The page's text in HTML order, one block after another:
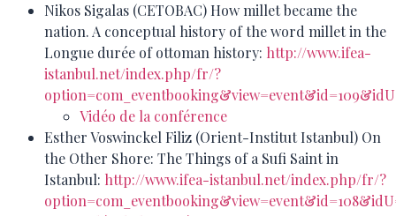
Nikos Sigalas (CETOBAC) How millet became the
nation. A conceptual history of the word millet in the
Longue durée of ottoman history: http://www.ifea-
istanbul.net/index.php/fr/?
Vidéo de la conférence
Esther Voswinckel Filiz (Orient-Institut Istanbul) On
the Other Shore: The Things of a Sufi Saint in
Istanbul: http://www.ifea-istanbul.net/index.php/fr/?